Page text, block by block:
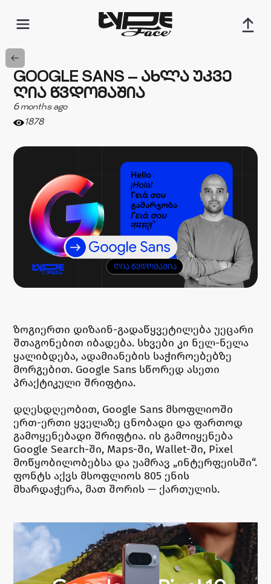
GOOGLE SANS — ᲐᲮᲚᲐ ᲣᲙᲕᲔ
ᲦᲘᲐ ᲬᲕᲓᲝᲛᲐᲨᲘᲐ
6 months ago
1878
ზოგიერთი დიზაინ-გადაწყვეტილება უეცარი
შთაგონებით იბადება. სხვები კი ნელ-ნელა
ყალიბდება, ადამიანების საჭიროებებზე
მორგებით. Google Sans სწორედ ასეთი
პრაქტიკული შრიფტია.
დღესდღეობით, Google Sans მსოფლიოში
ერთ-ერთი ყველაზე ცნობადი და ფართოდ
გამოყენებადი შრიფტია. ის გამოიყენება
Google Search-ში, Maps-ში, Wallet-ში, Pixel
მოწყობილობებსა და უამრავ „ინტერფეისში“.
ფონტს აქვს მსოფლიოს 805 ენის
მხარდაჭერა, მათ შორის — ქართულის.